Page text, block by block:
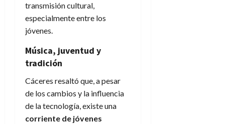
transmisión cultural,
especialmente entre los
jóvenes.
Música, juventud y
tradición
Cáceres resaltó que, a pesar
de los cambios y la influencia
de la tecnología, existe una
corriente de jóvenes